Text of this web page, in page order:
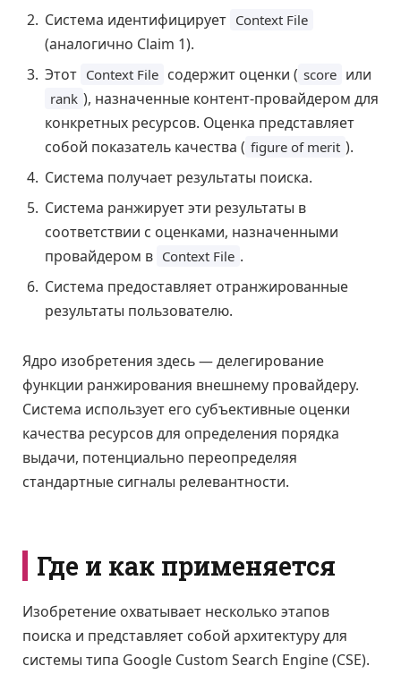
Система идентифицирует Context File
(аналогично Claim 1).
Этот Context File содержит оценки ( score или
rank ), назначенные контент-провайдером для
конкретных ресурсов. Оценка представляет
собой показатель качества ( figure of merit ).
Система получает результаты поиска.
Система ранжирует эти результаты в
соответствии с оценками, назначенными
провайдером в Context File .
Система предоставляет отранжированные
результаты пользователю.
Ядро изобретения здесь — делегирование
функции ранжирования внешнему провайдеру.
Система использует его субъективные оценки
качества ресурсов для определения порядка
выдачи, потенциально переопределяя
стандартные сигналы релевантности.
Где и как применяется
Изобретение охватывает несколько этапов
поиска и представляет собой архитектуру для
системы типа Google Custom Search Engine (CSE).